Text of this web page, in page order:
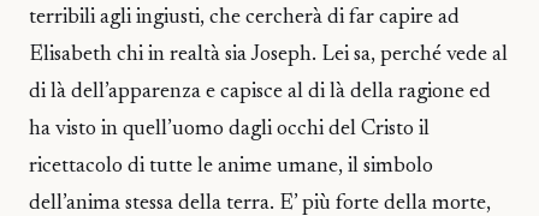
terribili agli ingiusti, che cercherà di far capire ad
Elisabeth chi in realtà sia Joseph. Lei sa, perché vede al
di là dell’apparenza e capisce al di là della ragione ed
ha visto in quell’uomo dagli occhi del Cristo il
ricettacolo di tutte le anime umane, il simbolo
dell’anima stessa della terra. E’ più forte della morte,